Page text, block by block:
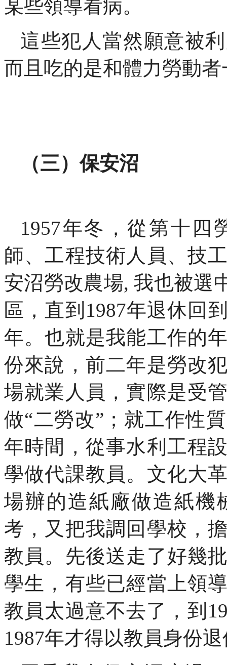
某些領導看病。
這些犯人當然願意被
而且吃的是和體力勞動
（三）保安沼
1957年冬，從第十四
師、工程技術人員、技
安沼勞改農場,我也被選
區，直到 1987年退休回
年。也就是我能工作的
份來說，前二年是勞改
場就業人員，實際是受
做“二勞改”；就工作性
年時間，從事水利工程
學做代課教員。文化大
場辦的造紙廠做造紙機
考，又把我調回學校，
教員。先後送走了好幾
學生，有些已經當上領
教員太過意不去了，到
1987年才得以教員身份